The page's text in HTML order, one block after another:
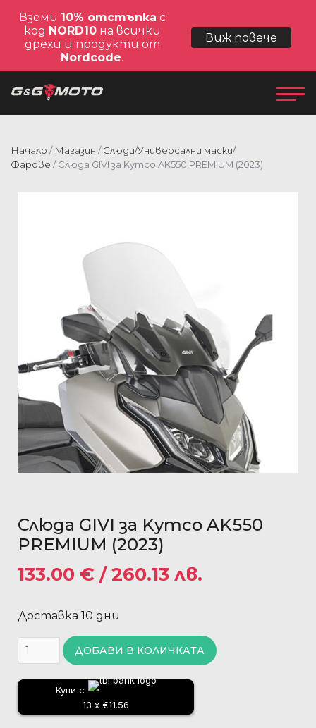
Начало / Магазин /Слюди/Универсални маски/
Фарове / Слюда GIVI за Kymco AK550 PREMIUM (2023)
Слюда GIVI за Kymco AK550
PREMIUM (2023)
133.00 € / 260.13 лв.
Доставка 10 дни
ДОБАВИ В КОЛИЧКАТА
Купи с
13 x €11.56
Вземи 10% отстъпка с
код NORD10на всички
дрехи и продукти от
Nordcode.
Виж повече